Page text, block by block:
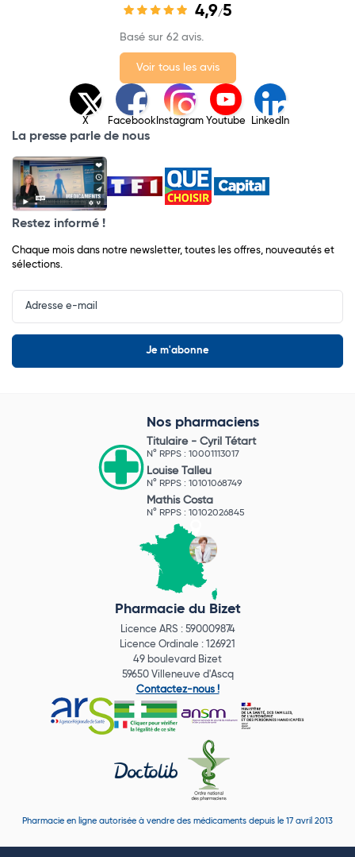
4,9/5
Basé sur 62 avis.
Voir tous les avis
X Facebook Instagram Youtube LinkedIn
La presse parle de nous
Restez informé !
Chaque mois dans notre newsletter, toutes les offres, nouveautés et
sélections.
Input
Newsletter
Nos pharmaciens
Titulaire - Cyril Tétart
N° RPPS : 10001113017
Louise Talleu
N° RPPS : 10101068749
Mathis Costa
N° RPPS : 10102026845
Pharmacie du Bizet
Licence ARS : 590009874
Licence Ordinale : 126921
49 boulevard Bizet
59650 Villeneuve d'Ascq
Contactez-nous !
Pharmacie en ligne autorisée à vendre des médicaments depuis le 17 avril 2013